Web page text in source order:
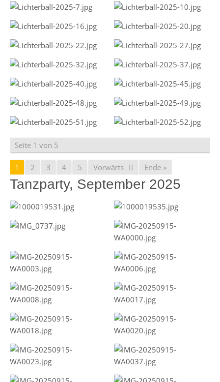
Seite 1 von 5
1 2 3 4 5 Vorwärts Ende »
Tanzparty, September 2025